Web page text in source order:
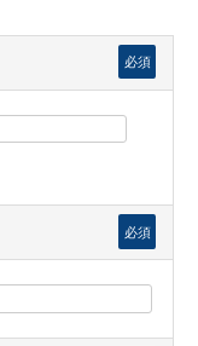
必須
必須